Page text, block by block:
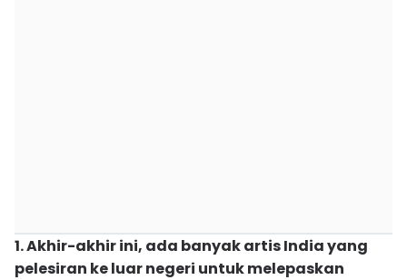
1. Akhir-akhir ini, ada banyak artis India yang
pelesiran ke luar negeri untuk melepaskan